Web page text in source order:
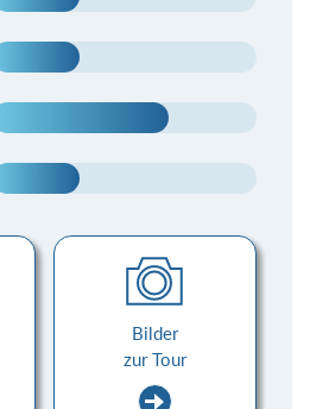
Bilder
zur Tour